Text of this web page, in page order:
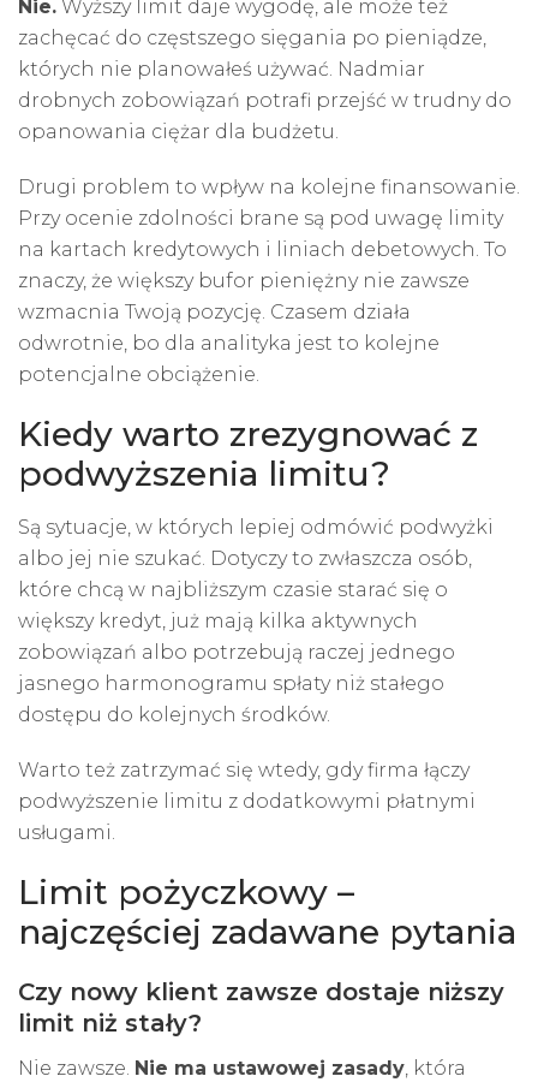
Nie. Wyższy limit daje wygodę, ale może też
zachęcać do częstszego sięgania po pieniądze,
których nie planowałeś używać. Nadmiar
drobnych zobowiązań potrafi przejść w trudny do
opanowania ciężar dla budżetu.
Drugi problem to wpływ na kolejne finansowanie.
Przy ocenie zdolności brane są pod uwagę limity
na kartach kredytowych i liniach debetowych. To
znaczy, że większy bufor pieniężny nie zawsze
wzmacnia Twoją pozycję. Czasem działa
odwrotnie, bo dla analityka jest to kolejne
potencjalne obciążenie.
Kiedy warto zrezygnować z
podwyższenia limitu?
Są sytuacje, w których lepiej odmówić podwyżki
albo jej nie szukać. Dotyczy to zwłaszcza osób,
które chcą w najbliższym czasie starać się o
większy kredyt, już mają kilka aktywnych
zobowiązań albo potrzebują raczej jednego
jasnego harmonogramu spłaty niż stałego
dostępu do kolejnych środków.
Warto też zatrzymać się wtedy, gdy firma łączy
podwyższenie limitu z dodatkowymi płatnymi
usługami.
Limit pożyczkowy –
najczęściej zadawane pytania
Czy nowy klient zawsze dostaje niższy
limit niż stały?
Nie zawsze. Nie ma ustawowej zasady, która